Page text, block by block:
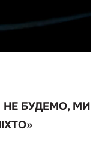
НЕ БУДЕМО, МИ